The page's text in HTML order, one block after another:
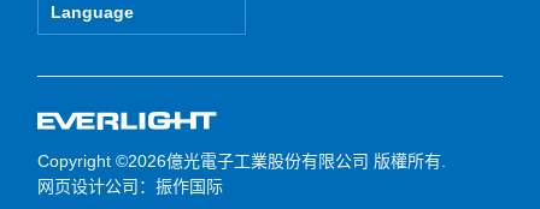
u
e
i
Language
Copyright ©2026億光電子工業股份有限公司 版權所有.
网页设计公司 ：振作国际